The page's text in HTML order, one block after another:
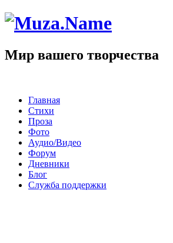
Мир вашего творчества
Главная
Стихи
Проза
Фото
Аудио/Видео
Форум
Дневники
Блог
Служба поддержки